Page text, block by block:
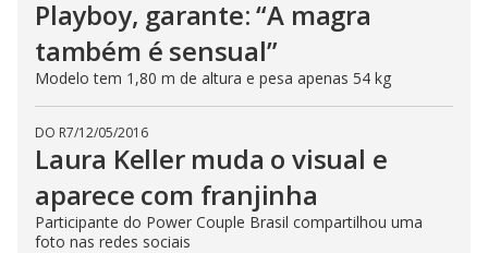
Playboy, garante: “A magra
também é sensual”
Modelo tem 1,80 m de altura e pesa apenas 54 kg
DO R7/12/05/2016
Laura Keller muda o visual e
aparece com franjinha
Participante do Power Couple Brasil compartilhou uma
foto nas redes sociais